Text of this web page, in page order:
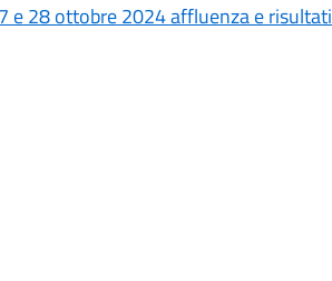
e 28 ottobre 2024 affluenza e risultati